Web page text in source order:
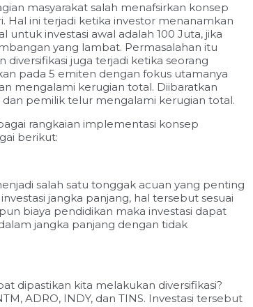
masyarakat salah menafsirkan konsep
Hal ini terjadi ketika investor menanamkan
investasi awal adalah 100 Juta, jika
yang lambat. Permasalahan itu
diversifikasi juga terjadi ketika seorang
pada 5 emiten dengan fokus utamanya
mengalami kerugian total. Diibaratkan
pemilik telur mengalami kerugian total.
rangkaian implementasi konsep
berikut:
salah satu tonggak acuan yang penting
jangka panjang, hal tersebut sesuai
biaya pendidikan maka investasi dapat
jangka panjang dengan tidak
dipastikan kita melakukan diversifikasi?
ADRO, INDY, dan TINS. Investasi tersebut